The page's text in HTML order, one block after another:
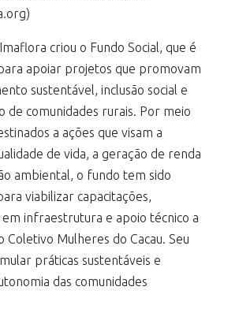
criou o Fundo Social, que é
apoiar projetos que promovam
sustentável, inclusão social e
de comunidades rurais. Por meio
a ações que visam a
de vida, a geração de renda
ambiental, o fundo tem sido
viabilizar capacitações,
infraestrutura e apoio técnico a
Coletivo Mulheres do Cacau. Seu
práticas sustentáveis e
das comunidades